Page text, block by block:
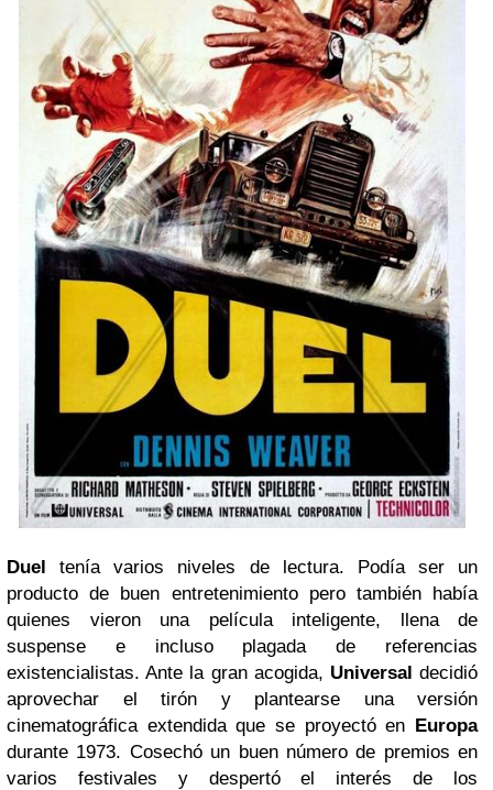
Duel tenía varios niveles de lectura. Podía ser un
producto de buen entretenimiento pero también había
quienes vieron una película inteligente, llena de
suspense e incluso plagada de referencias
existencialistas. Ante la gran acogida, Universal decidió
aprovechar el tirón y plantearse una versión
cinematográfica extendida que se proyectó en Europa
durante 1973. Cosechó un buen número de premios en
varios festivales y despertó el interés de los